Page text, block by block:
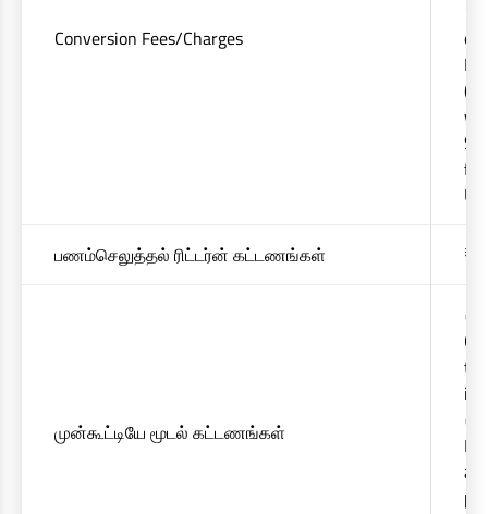
Conversion Fees/Charges
(if
பணம்செலுத்தல் ரிட்டர்ன் கட்டணங்கள் ₹.
முன்கூட்டியே மூடல் கட்டணங்கள்
•
•